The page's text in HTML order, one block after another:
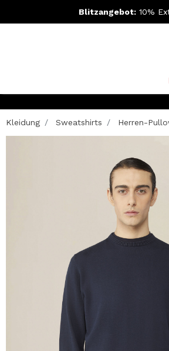
Blitzangebot: 10%
Kleidung Sweatshirts Herren-